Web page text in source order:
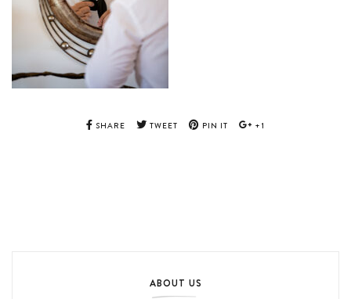
SHARE TWEET PIN IT +1
ABOUT US